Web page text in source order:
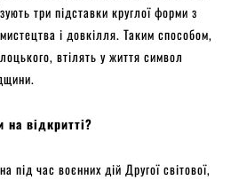
три підставки круглої форми з
і довкілля. Таким способом,
втілять у життя символ
відкритті?
під час воєнних дій Другої світової,